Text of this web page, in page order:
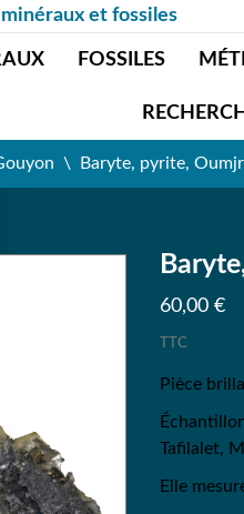
et fossiles
FOSSILES
Baryte, pyrite,
60,00 €
TTC
Pièce
Tafilalet,
Elle